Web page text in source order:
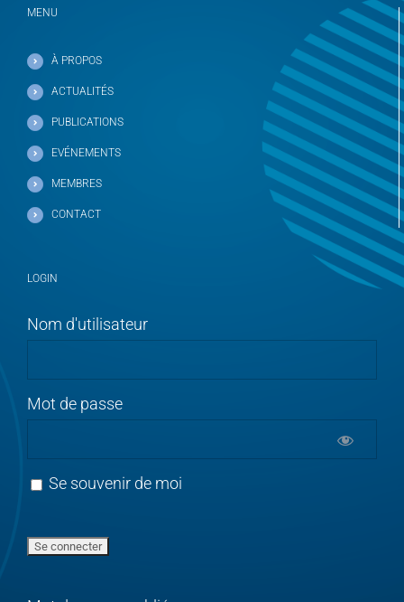
MENU
À PROPOS
ACTUALITÉS
PUBLICATIONS
EVÉNEMENTS
MEMBRES
CONTACT
LOGIN
Nom d'utilisateur
Mot de passe
Se souvenir de moi